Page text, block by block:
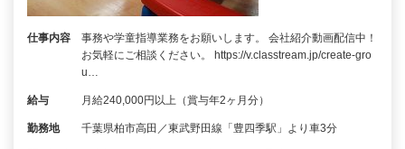
仕事内容
事務や学童指導業務をお願いします。 会社紹介動画配信中！
お気軽にご相談ください。 https://v.classtream.jp/create-gro
u…
給与 月給240,000円以上（賞与年2ヶ月分）
勤務地 千葉県柏市高田／東武野田線「豊四季駅」より車3分